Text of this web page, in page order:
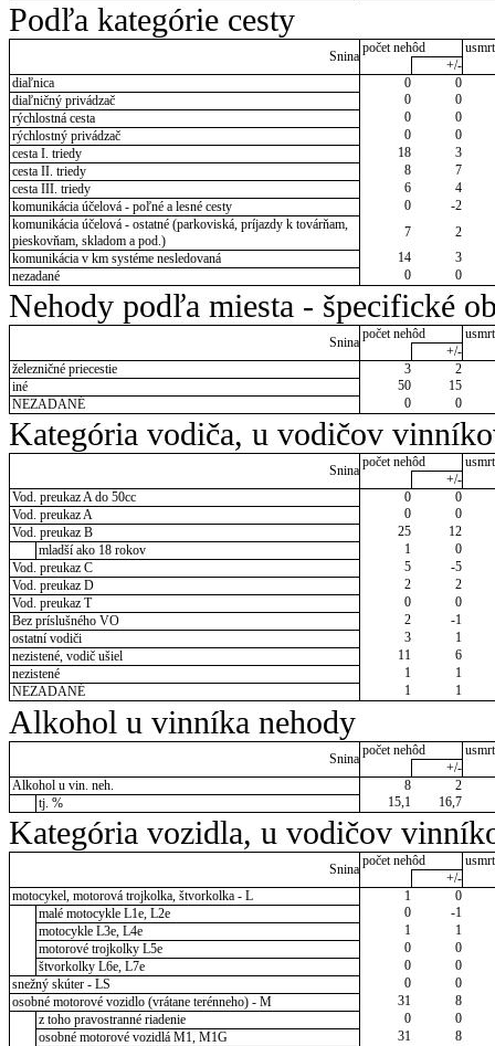
Podľa kategórie cesty
Snina
počet nehôd
+/-
diaľnica
0
0
diaľničný privádzač
0
0
rýchlostná cesta
0
0
rýchlostný privádzač
0
0
cesta I. triedy
18
3
cesta II. triedy
8
7
cesta III. triedy
6
4
komunikácia účelová - poľné a lesné cesty
0
-2
komunikácia účelová - ostatné (parkoviská, príjazdy k továrňam,
pieskovňam, skladom a pod.)
7
2
komunikácia v km systéme nesledovaná
14
3
nezadané
0 0
Nehody podľa miesta - špecifické
Snina
počet nehôd
+/-
železničné priecestie
3
2
iné
50
15
NEZADANÉ
0 0
Kategória vodiča, u vodičov
Snina
počet nehôd
+/-
Vod. preukaz A do 50cc
0
0
Vod. preukaz A
0
0
Vod. preukaz B
25
12
mladší ako 18 rokov
1
0
Vod. preukaz C
5
-5
Vod. preukaz D
2
2
Vod. preukaz T
0
0
Bez príslušného VO
2
-1
ostatní vodiči
3
1
nezistené, vodič ušiel
11
6
nezistené
1
1
NEZADANÉ
1 1
Alkohol u vinníka nehody
Snina
počet nehôd
+/-
Alkohol u vin. neh.
8
2
tj. %
15,1 16,7
Kategória vozidla, u vodičov
Snina
počet nehôd
+/-
motocykel, motorová trojkolka, štvorkolka - L
1
0
malé motocykle L1e, L2e
0
-1
motocykle L3e, L4e
1
1
motorové trojkolky L5e
0
0
štvorkolky L6e, L7e
0
0
snežný skúter - LS
0
0
osobné motorové vozidlo (vrátane terénneho) - M
31
8
z toho pravostranné riadenie
0
0
osobné motorové vozidlá M1, M1G
31
8